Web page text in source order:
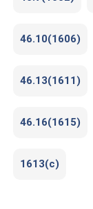
46.10(1606)
46.13(1611)
46.16(1615)
1613(c)